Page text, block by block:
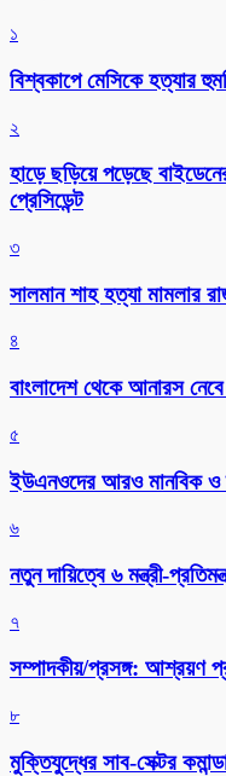
১
বিশ্বকাপে মেসিকে হত্যার
২
হাড়ে ছড়িয়ে পড়েছে
প্রেসিডেন্ট
৩
সালমান শাহ হত্যা মামলার
৪
বাংলাদেশ থেকে আনারস
৫
ইউএনওদের আরও মানবিক ও
৬
নতুন দায়িত্বে ৬ মন্ত্রী-
৭
সম্পাদকীয়/প্রসঙ্গ: আশ্রয়ণ
৮
মুক্তিযুদ্ধের সাব-সেক্টর